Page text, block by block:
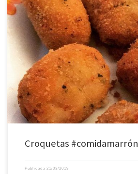
Croquetas #comidamarrón
Publicada 21/03/2019